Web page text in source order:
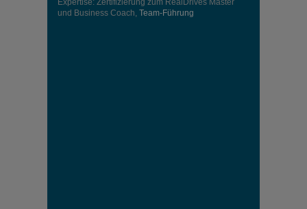
Expertise: Zertifizierung zum RealDrives Master
und Business Coach, Team-Führung